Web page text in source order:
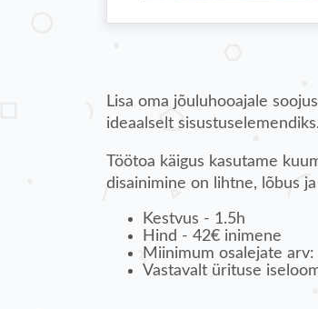
Lisa oma jõuluhooajale
ideaalselt sisustuselemendiks.
Töötoa käigus kasutame
disainimine on lihtne, lõbus
Kestvus - 1.5h
Hind - 42€ inimene
Miinimum osalejate arv:
Vastavalt ürituse